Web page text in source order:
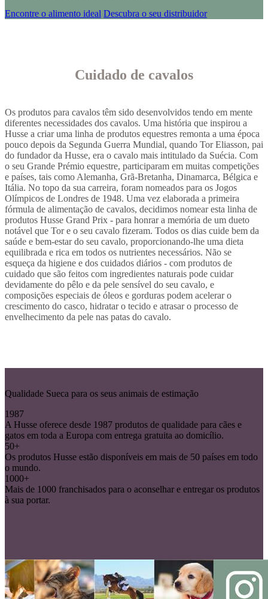
Encontre o alimento ideal Descubra o seu distribuidor
Cuidado de cavalos
Os produtos para cavalos têm sido desenvolvidos tendo em mente
diferentes necessidades dos cavalos. Uma história que inspirou a
Husse a criar uma linha de produtos equestres remonta a uma época
pouco depois da Segunda Guerra Mundial, quando Tor Eliasson, pai
do fundador da Husse, era o cavalo mais intitulado da Suécia. Com
o seu Grande Prémio equestre, participaram em muitas competições
e países, tais como Alemanha, Grã-Bretanha, Dinamarca, Bélgica e
Itália. No topo da sua carreira, foram nomeados para os Jogos
Olímpicos de Londres de 1948. Uma vez elaborada a primeira
fórmula de alimentação de cavalos, decidimos nomear esta linha de
produtos Husse Grand Prix - para honrar a memória de um dueto
notável que Tor e o seu cavalo fizeram. Todos os dias cuide bem da
saúde e bem-estar do seu cavalo, proporcionando-lhe uma dieta
equilibrada e rica em todos os nutrientes necessários. Não se
esqueça da higiene e dos cuidados diários - com produtos de
cuidado que são feitos com ingredientes naturais pode cuidar
devidamente do pêlo e da pele sensível do seu cavalo, e
composições especiais de óleos e gorduras podem acelerar o
crescimento do casco, hidratar o tecido e atrasar o processo de
envelhecimento da pele nas patas do cavalo.
Qualidade Sueca para os seus animais de estimação
1987
A Husse oferece desde 1987 produtos de qualidade para cães e
gatos em toda a Europa com entrega gratuita ao domicílio.
50+
Os produtos Husse estão disponíveis em mais de 50 países em todo
o mundo.
1000+
Mais de 1000 franchisados para o aconselhar e entregar os produtos
à sua portar.